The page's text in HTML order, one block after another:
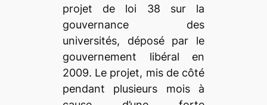
projet de loi 38 sur la
gouvernance des
universités, déposé par le
gouvernement libéral en
2009. Le projet, mis de côté
pendant plusieurs mois à